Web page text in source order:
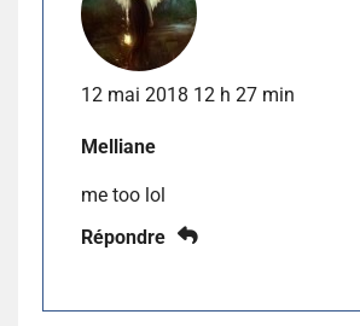
12 mai 2018 12 h 27 min
Melliane
me too lol
Répondre